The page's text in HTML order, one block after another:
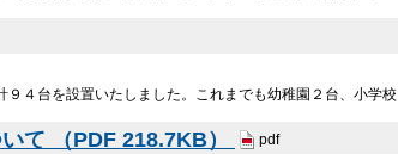
４台を設置いたしました。これまでも幼稚園２台、小学
て （PDF 218.7KB） pdf